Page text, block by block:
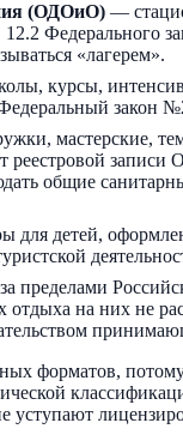
(ОДОиО) —
12.2 Федерального
«лагерем».
курсы,
закон
мастерские,
реестровой
общие
для детей,
пределами
отдыха на них не
форматов,
уступают